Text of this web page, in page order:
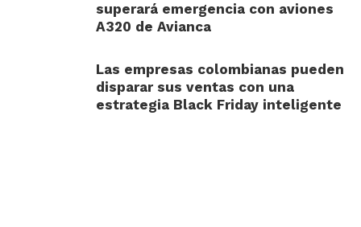
superará emergencia con aviones
A320 de Avianca
Las empresas colombianas pueden
disparar sus ventas con una
estrategia Black Friday inteligente